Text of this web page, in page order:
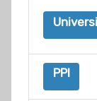
PPI